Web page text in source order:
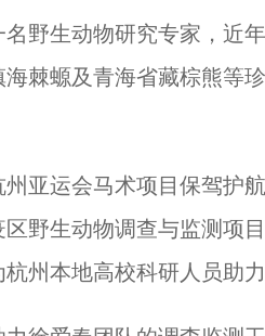
生动物研究专家，近年
棘螈及青海省藏棕熊等
运会马术项目保驾护航
野生动物调查与监测项
州本地高校科研人员助